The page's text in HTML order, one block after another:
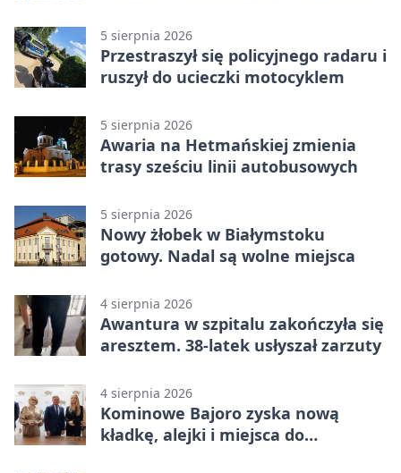
5 sierpnia 2026
Przestraszył się policyjnego radaru i
ruszył do ucieczki motocyklem
5 sierpnia 2026
Awaria na Hetmańskiej zmienia
trasy sześciu linii autobusowych
5 sierpnia 2026
Nowy żłobek w Białymstoku
gotowy. Nadal są wolne miejsca
4 sierpnia 2026
Awantura w szpitalu zakończyła się
aresztem. 38-latek usłyszał zarzuty
4 sierpnia 2026
Kominowe Bajoro zyska nową
kładkę, alejki i miejsca do